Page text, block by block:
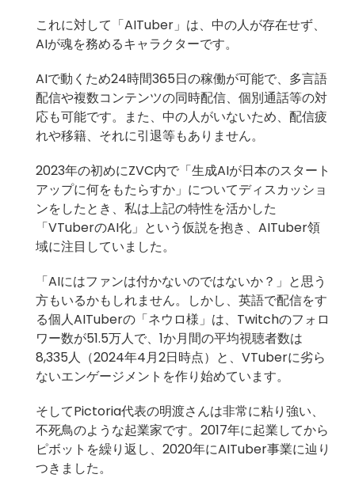
これに対して「AITuber」は、中の人が存在せず、
AIが魂を務めるキャラクターです。
AIで動くため24時間365日の稼働が可能で、多言語
配信や複数コンテンツの同時配信、個別通話等の対
応も可能です。また、中の人がいないため、配信疲
れや移籍、それに引退等もありません。
2023年の初めにZVC内で「生成AIが日本のスタート
アップに何をもたらすか」についてディスカッショ
ンをしたとき、私は上記の特性を活かした
「VTuberのAI化」という仮説を抱き、AITuber領
域に注目していました。
「AIにはファンは付かないのではないか？」と思う
方もいるかもしれません。しかし、英語で配信をす
る個人AITuberの「ネウロ様」は、Twitchのフォロ
ワー数が51.5万人で、1か月間の平均視聴者数は
8,335人（2024年4月2日時点）と、VTuberに劣ら
ないエンゲージメントを作り始めています。
そしてPictoria代表の明渡さんは非常に粘り強い、
不死鳥のような起業家です。2017年に起業してから
ピボットを繰り返し、2020年にAITuber事業に辿り
つきました。